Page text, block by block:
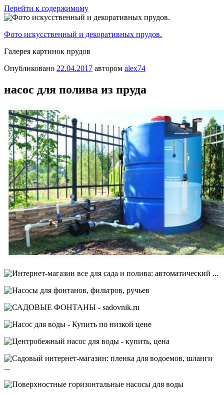
Перейти к содержимому
Фото искусственный и декоративных прудов.
Галерея картинок прудов
Опубликовано 22.04.2017 автором alex74
насос для полива из пруда